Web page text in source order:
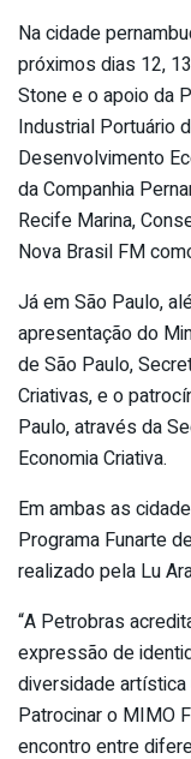
Na cidade
próximos dias 12,
Stone e o apoio da
Industrial Portuário
Desenvolvimento
da Companhia
Recife Marina,
Nova Brasil FM
Já em São Paulo,
apresentação do
de São Paulo,
Criativas, e o
Paulo, através da
Economia Criativa.
Em ambas as
Programa Funarte
realizado pela Lu
“A Petrobras
expressão de
diversidade
Patrocinar o MIMO
encontro entre